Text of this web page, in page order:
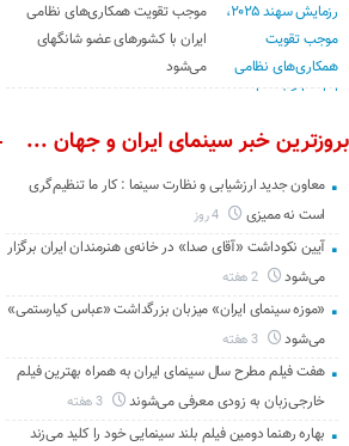
موجب تقویت همکاری‌های نظامی
ایران با کشور‌های عضو شانگهای
می‌شود
بروزترین خبر سینمای ایران و جهان ...
معاون جدید ارزشیابی و نظارت سینما : کار ما تنظیم‌گری
است نه ممیزی
آیین نکوداشت «آقای صدا» در خانه‌ی هنرمندان ایران برگزار
می‌شود
2 هفته
«موزه سینمای ایران» میزبان بزرگداشت «عباس کیارستمی»
می‌شود
3 هفته
هفت فیلم مطرح سال سینمای ایران به همراه بهترین فیلم
خارجی‌زبان به زودی معرفی می‌شوند
3 هفته
بهاره رهنما دومین فیلم بلند سینمایی خود را کلید می‌زند